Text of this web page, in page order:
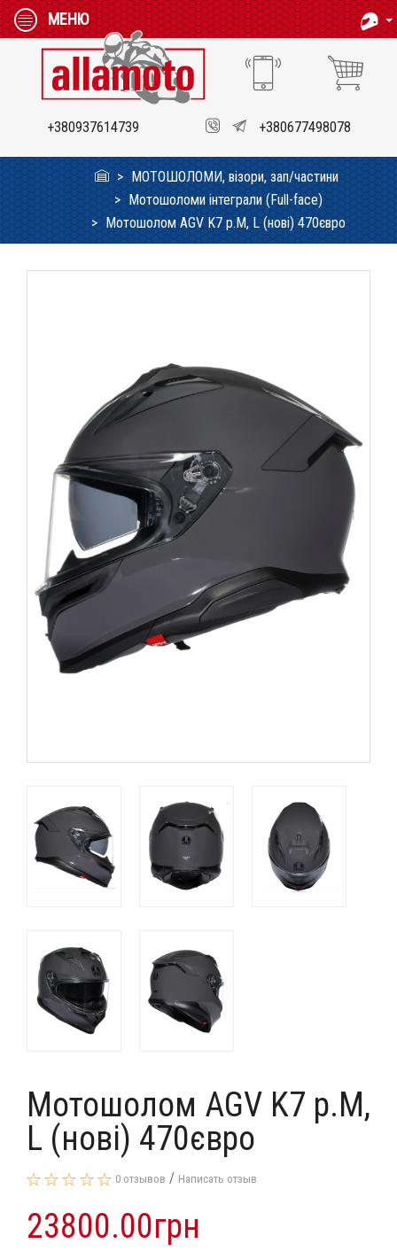
МЕНЮ
+380937614739 +380677498078
МОТОШОЛОМИ, візори, зап/частини
Мотошоломи інтеграли (Full-face)
Мотошолом AGV K7 p.M, L (нові) 470євро
Мотошолом AGV K7 p.M,
L (нові) 470євро
0 отзывов / Написать отзыв
23800.00грн